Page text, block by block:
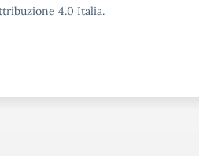
4.0 Italia.